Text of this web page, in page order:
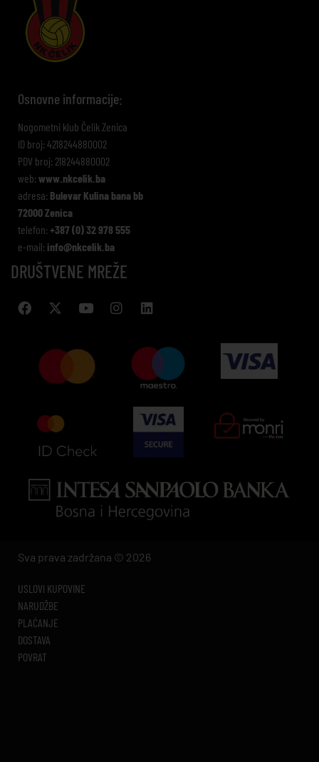
Osnovne informacije:
Nogometni klub Čelik Zenica
ID broj: 4218244880002
PDV broj: 218244880002
web: www.nkcelik.ba
adresa: Bulevar Kulina bana bb
72000 Zenica
telefon: +387 (0) 32 978 555
e-mail: info@nkcelik.ba
DRUŠTVENE MREŽE
Sva prava zadržana © 2026
USLOVI KUPOVINE
NARUDŽBE
PLAĆANJE
DOSTAVA
POVRAT